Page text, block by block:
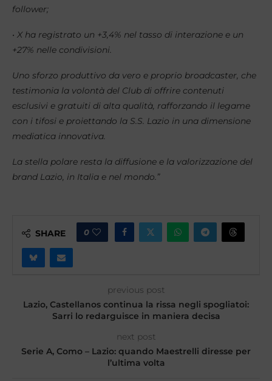
follower;
• X ha registrato un +3,4% nel tasso di interazione e un
+27% nelle condivisioni.
Uno sforzo produttivo da vero e proprio broadcaster, che
testimonia la volontà del Club di offrire contenuti
esclusivi e gratuiti di alta qualità, rafforzando il legame
con i tifosi e proiettando la S.S. Lazio in una dimensione
mediatica innovativa.
La stella polare resta la diffusione e la valorizzazione del
brand Lazio, in Italia e nel mondo.”
SHARE 0
previous post
Lazio, Castellanos continua la rissa negli spogliatoi:
Sarri lo redarguisce in maniera decisa
next post
Serie A, Como – Lazio: quando Maestrelli diresse per
l’ultima volta